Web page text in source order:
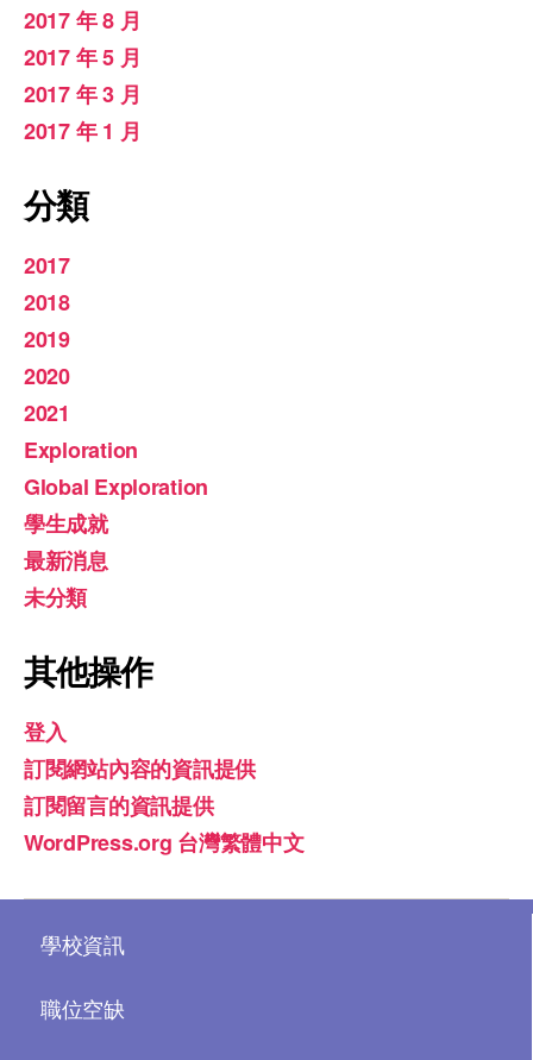
2017 年 8 月
2017 年 5 月
2017 年 3 月
2017 年 1 月
分類
2017
2018
2019
2020
2021
Exploration
Global Exploration
學生成就
最新消息
未分類
其他操作
登入
訂閱網站內容的資訊提供
訂閱留言的資訊提供
WordPress.org 台灣繁體中文
學校資訊
職位空缺